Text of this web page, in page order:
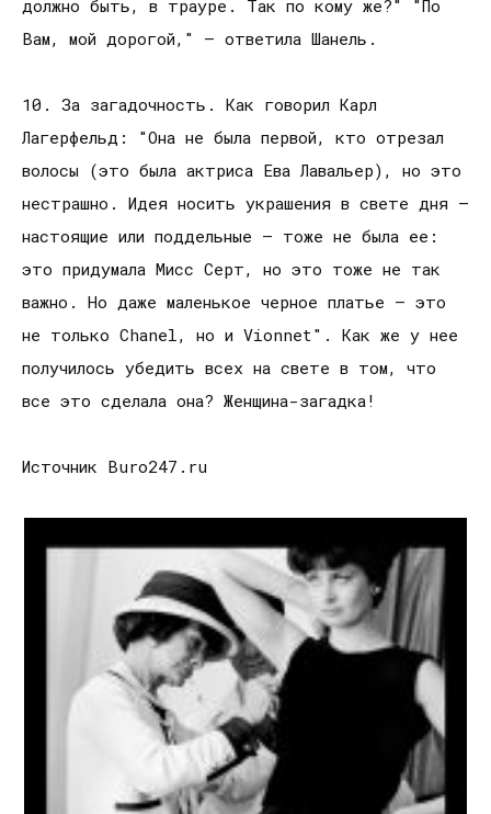
должно быть, в трауре. Так по кому же?" "По
Вам, мой дорогой," — ответила Шанель.
10. За загадочность. Как говорил Карл
Лагерфельд: "Она не была первой, кто отрезал
волосы (это была актриса Ева Лавальер), но это
нестрашно. Идея носить украшения в свете дня —
настоящие или поддельные — тоже не была ее:
это придумала Мисс Серт, но это тоже не так
важно. Но даже маленькое черное платье — это
не только Chanel, но и Vionnet". Как же у нее
получилось убедить всех на свете в том, что
все это сделала она? Женщина-загадка!
Источник Buro247.ru